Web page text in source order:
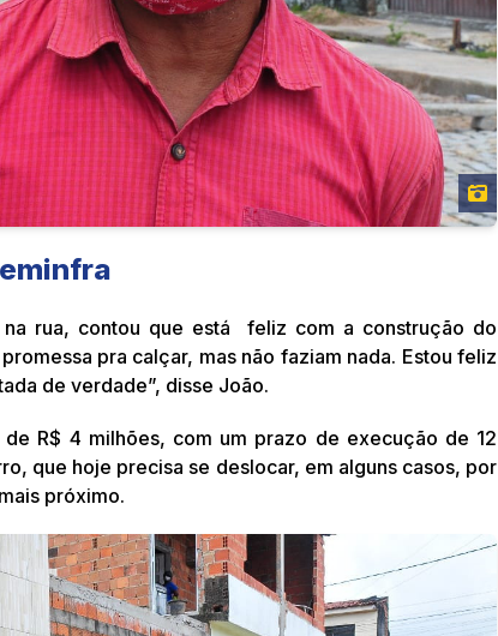
rua, contou que está feliz com a construção do
pra calçar, mas não faziam nada. Estou feliz
de verdade”, disse João.
R$ 4 milhões, com um prazo de execução de 12
que hoje precisa se deslocar, em alguns casos, por
próximo.